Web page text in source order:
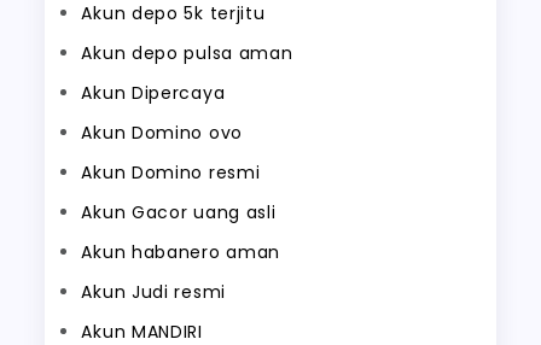
Akun depo 5k terjitu
Akun depo pulsa aman
Akun Dipercaya
Akun Domino ovo
Akun Domino resmi
Akun Gacor uang asli
Akun habanero aman
Akun Judi resmi
Akun MANDIRI